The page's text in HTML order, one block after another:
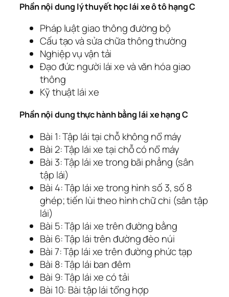
Phần nội dung lý thuyết học lái xe ô tô hạng C
Pháp luật giao thông đường bộ
Cấu tạo và sửa chữa thông thường
Nghiệp vụ vận tải
Đạo đức người lái xe và văn hóa giao
thông
Kỹ thuật lái xe
Phần nội dung thực hành bằng lái xe hạng C
Bài 1: Tập lái tại chỗ không nổ máy
Bài 2: Tập lái xe tại chỗ có nổ máy
Bài 3: Tập lái xe trong bãi phẳng (sân
tập lái)
Bài 4: Tập lái xe trong hình số 3, số 8
ghép; tiến lùi theo hình chữ chi (sân tập
lái)
Bài 5: Tập lái xe trên đường bằng
Bài 6: Tập lái trên đường đèo núi
Bài 7: Tập lái xe trên đường phức tạp
Bài 8: Tập lái ban đêm
Bài 9: Tập lái xe có tải
Bài 10: Bài tập lái tổng hợp